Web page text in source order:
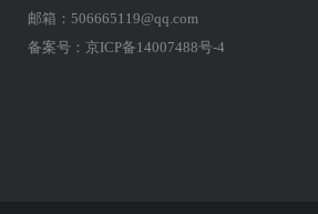
邮箱：506665119@qq.com
备案号： 京ICP备14007488号-4